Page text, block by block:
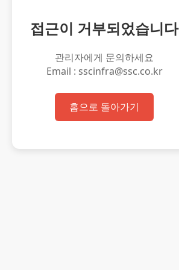
접근이 거부되었습니다
관리자에게 문의하세요
Email : sscinfra@ssc.co.kr
홈으로 돌아가기